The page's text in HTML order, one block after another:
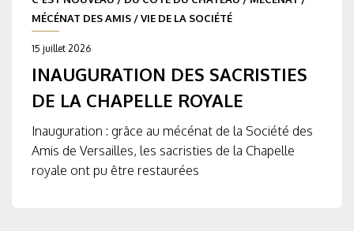
MÉCÉNAT DES AMIS /VIE DE LA SOCIÉTÉ
15 juillet 2026
INAUGURATION DES SACRISTIES
DE LA CHAPELLE ROYALE
Inauguration : grâce au mécénat de la Société des
Amis de Versailles, les sacristies de la Chapelle
royale ont pu être restaurées